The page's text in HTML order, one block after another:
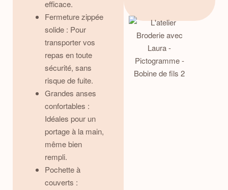
efficace.
Fermeture zippée
solide : Pour
transporter vos
repas en toute
sécurité, sans
risque de fuite.
Grandes anses
confortables :
Idéales pour un
portage à la main,
même bien
rempli.
Pochette à
couverts :